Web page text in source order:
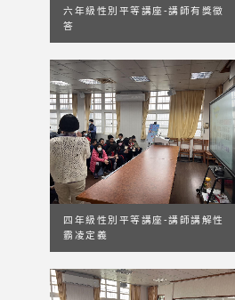
六年級性別平等講座-講師有獎徵
答
四年級性別平等講座-講師講解性
霸凌定義